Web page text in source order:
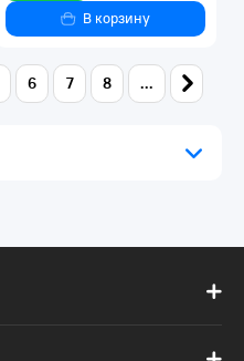
В корзину
6 7 8 ...